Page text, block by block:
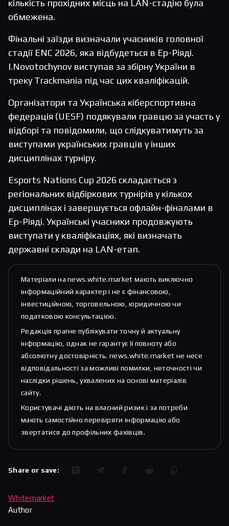
кількість прохідних місць на LAN-стадію була
обмежена.
Фінальні заїзди визначали учасників головної
стадії ENC 2026, яка відбудеться в Ер-Ріяді.
I.Novotochynov виступав за збірну України в
треку Trackmania під час цих кваліфікацій.
Організатори та Українська кіберспортивна
федерація (UESF) подякували гравцю за участь у
відборі та повідомили, що слідкуватимуть за
виступами українських гравців у інших
дисциплінах турніру.
Esports Nations Cup 2026 складається з
регіональних відбіркових турнірів у кількох
дисциплінах і завершується офлайн-фіналами в
Ер-Ріяді. Українські учасники продовжують
виступати у кваліфікаціях, які визначать
державні склади на LAN-етап.
Матеріали на news.white.market мають виключно
інформаційний характер і не є фінансовою,
інвестиційною, торговельною, юридичною чи
податковою консультацією.
Редакція прагне публікувати точну й актуальну
інформацію, однак не гарантує її повноту або
абсолютну достовірність. news.white.market не несе
відповідальності за можливі помилки, неточності чи
наслідки рішень, ухвалених на основі матеріалів
сайту.
Користувачі діють на власний ризик і за потреби
мають самостійно перевіряти інформацію або
звертатися до профільних фахівців.
Share or save:
Whitemarket
Author